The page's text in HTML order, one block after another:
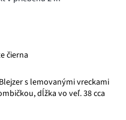
čierna
s lemovanými vreckami
dĺžka vo veľ. 38 cca